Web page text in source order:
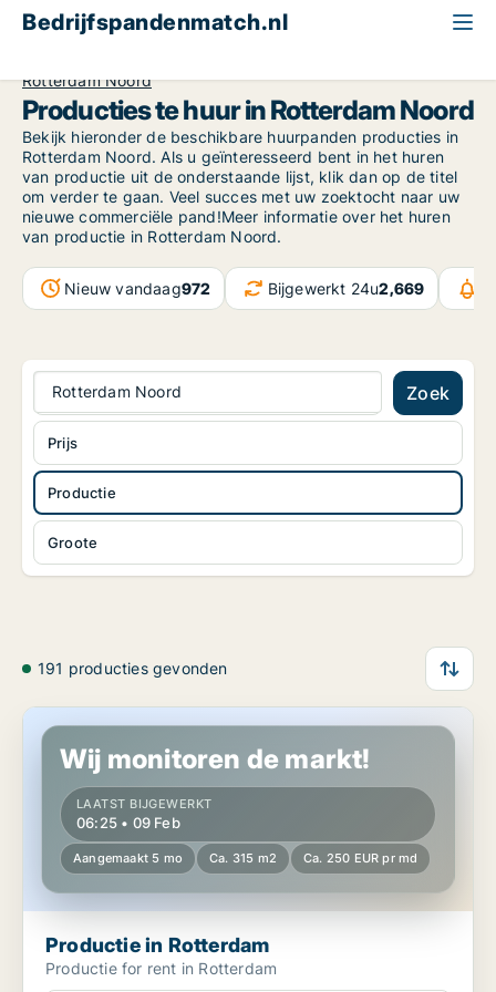
Bedrijfspandenmatch.nl
Rotterdam Noord
Producties te huur in Rotterdam Noord
Bekijk hieronder de beschikbare huurpanden producties in
Rotterdam Noord. Als u geïnteresseerd bent in het huren
van productie uit de onderstaande lijst, klik dan op de titel
om verder te gaan. Veel succes met uw zoektocht naar uw
nieuwe commerciële pand!Meer informatie over het huren
van productie in Rotterdam Noord.
Nieuw vandaag972 Bijgewerkt 24u2,669
Rotterdam Noord Zoek
Productie
Groote
Prijs
191 producties gevonden
Productie in Rotterdam
Wij monitoren de markt!
LAATST BIJGEWERKT
06:25 • 09 Feb
Aangemaakt 5 mo Ca. 315 m2 Ca. 250 EUR pr md
Productie in Rotterdam
Productie for rent in Rotterdam